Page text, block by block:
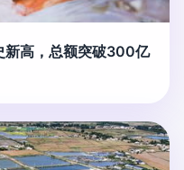
新高，总额突破300亿